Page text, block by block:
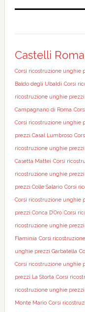
Castelli
Corsi ricostruzione unghie
Baldo degli Ubaldi Corsi
ricostruzione unghie
Campagnano di Roma
Corsi ricostruzione unghie
prezzi Casal Lumbroso
ricostruzione unghie prezzi
Casetta Mattei Corsi
ricostruzione unghie prezzi
prezzi Colle Salario Corsi
Corsi ricostruzione unghie
prezzi Conca D’Oro Corsi
ricostruzione unghie
Flaminia Corsi
unghie prezzi Garbatella
Corsi ricostruzione unghie
prezzi La Storta Corsi
ricostruzione unghie
Monte Mario Corsi